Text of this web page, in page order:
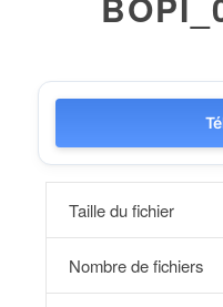
Taille du fichier
Nombre de fichiers